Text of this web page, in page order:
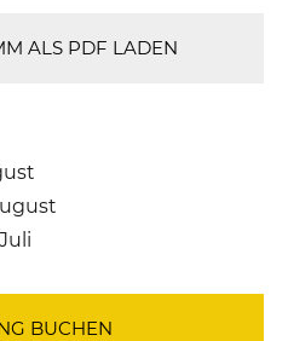
ALS PDF LADEN
BUCHEN